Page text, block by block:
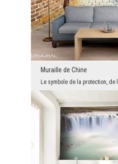
Muraille de Chine